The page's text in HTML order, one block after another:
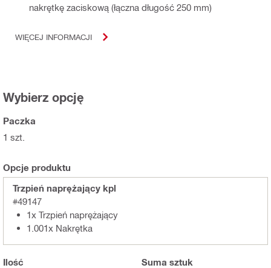
nakrętkę zaciskową (łączna długość 250 mm)
WIĘCEJ INFORMACJI
Wybierz opcję
Paczka
1 szt.
Opcje produktu
Trzpień naprężający kpl
#49147
1x Trzpień naprężający
1.001x Nakrętka
Ilość Suma sztuk